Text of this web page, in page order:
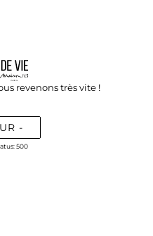
revenons très vite !
-
500